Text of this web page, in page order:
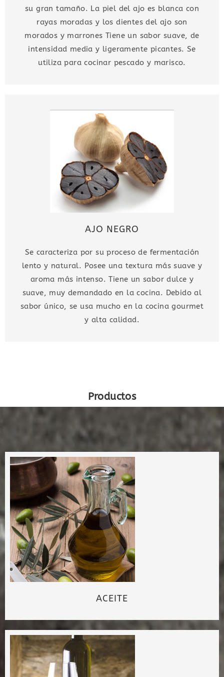
su gran tamaño. La piel del ajo es blanca con
rayas moradas y los dientes del ajo son
morados y marrones Tiene un sabor suave, de
intensidad media y ligeramente picantes. Se
utiliza para cocinar pescado y marisco.
AJO NEGRO
Se caracteriza por su proceso de fermentación
lento y natural. Posee una textura más suave y
aroma más intenso. Tiene un sabor dulce y
suave, muy demandado en la cocina. Debido al
sabor único, se usa mucho en la cocina gourmet
y alta calidad.
Productos
ACEITE